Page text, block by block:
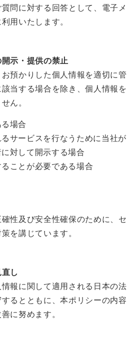
問に対する回答として、電子メ
用いたします。
示・提供の禁止
預かりした個人情報を適切に管
当する場合を除き、個人情報を
ん。
場合
サービスを行なうために当社が
対して開示する場合
ことが必要である場合
性及び安全性確保のために、セ
を講じています。
し
報に関して適用される日本の法
るとともに、本ポリシーの内容
に努めます。